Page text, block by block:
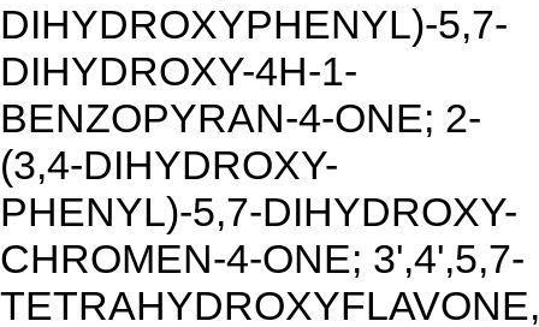
DIHYDROXYPHENYL)-5,7-
DIHYDROXY-4H-1-
BENZOPYRAN-4-ONE; 2-
(3,4-DIHYDROXY-
PHENYL)-5,7-DIHYDROXY-
CHROMEN-4-ONE; 3',4',5,7-